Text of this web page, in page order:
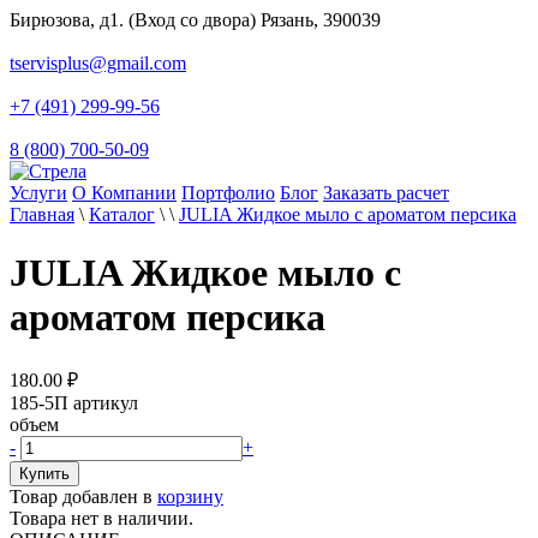
Бирюзова, д1. (Вход со двора) Рязань, 390039
tservisplus@gmail.com
+7 (491) 299-99-56
8 (800) 700-50-09
Услуги О Компании Портфолио Блог Заказать расчет
Главная \ Каталог \ \ JULIA Жидкое мыло с ароматом персика
JULIA Жидкое мыло с
ароматом персика
180.00 ₽
185-5П артикул
объем
-
+
Товар добавлен в корзину
Товара нет в наличии.